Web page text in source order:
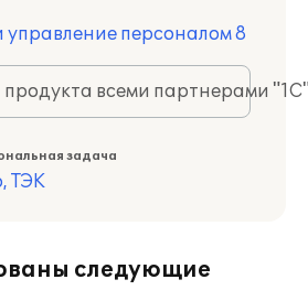
управление персоналом 8
всеми партнерами
задача
ТЭК
следующие